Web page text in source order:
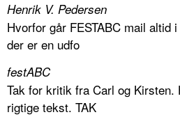
Henrik V. Pedersen
Hvorfor går FESTABC mail altid
der er en udfo
festABC
Tak for kritik fra Carl og
rigtige tekst. TAK